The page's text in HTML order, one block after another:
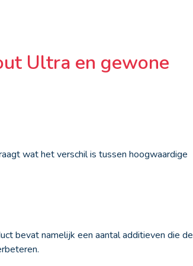
Ultra en gewone
wat het verschil is tussen hoogwaardige
bevat namelijk een aantal additieven die de